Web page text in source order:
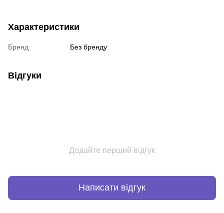
Характеристики
Бренд Без бренду
Відгуки
Додайте перший відгук
Написати відгук